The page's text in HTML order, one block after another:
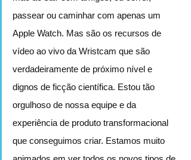
passear ou caminhar com apenas um
Apple Watch. Mas são os recursos de
vídeo ao vivo da Wristcam que são
verdadeiramente de próximo nível e
dignos de ficção científica. Estou tão
orgulhoso de nossa equipe e da
experiência de produto transformacional
que conseguimos criar. Estamos muito